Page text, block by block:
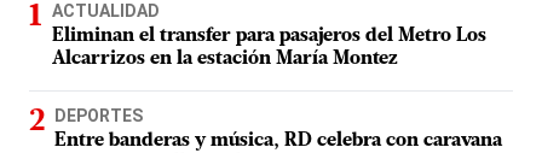
ACTUALIDAD
Eliminan el transfer para pasajeros del Metro Los
Alcarrizos en la estación María Montez
DEPORTES
Entre banderas y música, RD celebra con caravana